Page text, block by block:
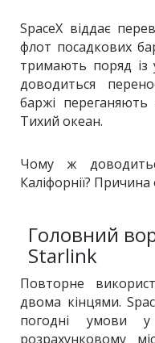
SpaceX віддає
флот посадкових
тримають поряд
доводиться
баржі
Тихий океан.
Чому ж
Каліфорнії?
Головний
Starlink
Повторне
двома кінцями.
погодні умови
розрахунковому